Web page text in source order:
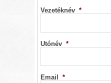
Vezetéknév *
Utónév *
Email *